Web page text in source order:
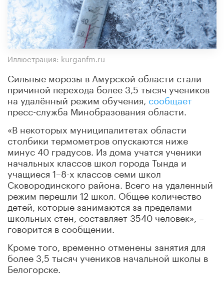
Иллюстрация: kurganfm.ru
Сильные морозы в Амурской области стали
причиной перехода более 3,5 тысяч учеников
на удалённый режим обучения, сообщает
пресс-служба Минобразования области.
«В некоторых муниципалитетах области
столбики термометров опускаются ниже
минус 40 градусов. Из дома учатся ученики
начальных классов школ города Тында и
учащиеся 1–8-х классов семи школ
Сковородинского района. Всего на удаленный
режим перешли 12 школ. Общее количество
детей, которые занимаются за пределами
школьных стен, составляет 3540 человек», –
говорится в сообщении.
Кроме того, временно отменены занятия для
более 3,5 тысяч учеников начальной школы в
Белогорске.